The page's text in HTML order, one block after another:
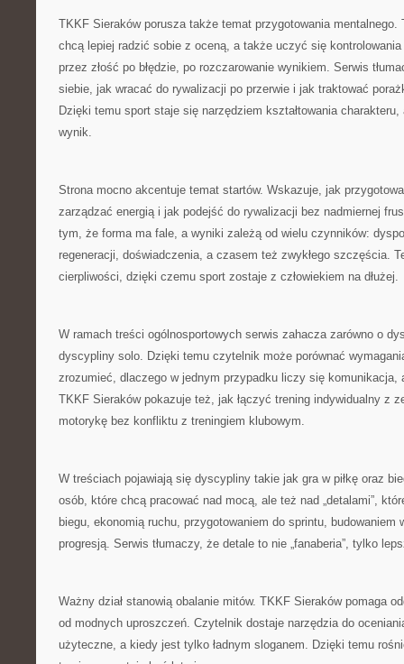
TKKF Sieraków porusza także temat przygotowania mentalnego.
chcą lepiej radzić sobie z oceną, a także uczyć się
przez złość po błędzie, po rozczarowanie wynikiem. Serwis
siebie, jak wracać do rywalizacji po przerwie i jak traktować
Dzięki temu sport staje się narzędziem kształtowania
wynik.
Strona mocno akcentuje temat startów. Wskazuje, jak
zarządzać energią i jak podejść do rywalizacji bez nadmiernej
tym, że forma ma fale, a wyniki zależą od wielu czynników:
regeneracji, doświadczenia, a czasem też zwykłego szczęścia.
cierpliwości, dzięki czemu sport zostaje z człowiekiem na dłużej.
W ramach treści ogólnosportowych serwis zahacza zarówno o
dyscypliny solo. Dzięki temu czytelnik może porównać
zrozumieć, dlaczego w jednym przypadku liczy się komunikacja,
TKKF Sieraków pokazuje też, jak łączyć trening indywidualny z
motorykę bez konfliktu z treningiem klubowym.
W treściach pojawiają się dyscypliny takie jak gra w piłkę oraz
osób, które chcą pracować nad mocą, ale też nad „detalami”,
biegu, ekonomią ruchu, przygotowaniem do sprintu, budowaniem
progresją. Serwis tłumaczy, że detale to nie „fanaberia”, tylko
Ważny dział stanowią obalanie mitów. TKKF Sieraków pomaga
od modnych uproszczeń. Czytelnik dostaje narzędzia do
użyteczne, a kiedy jest tylko ładnym sloganem. Dzięki temu